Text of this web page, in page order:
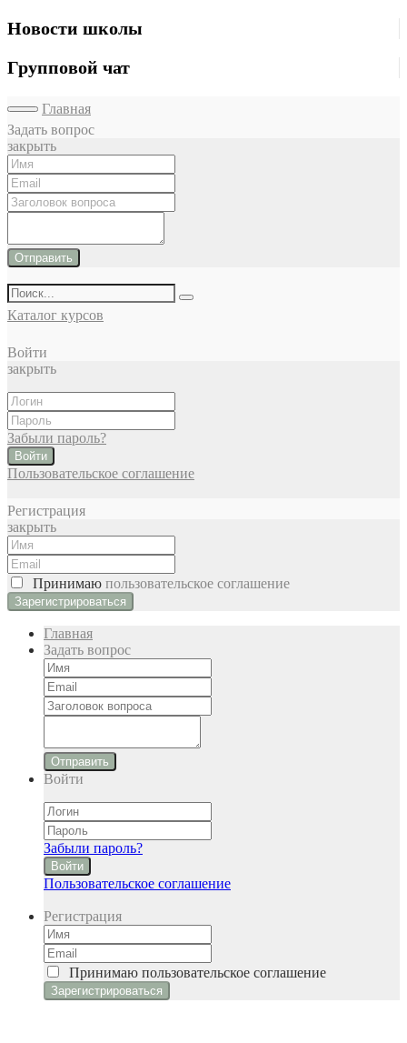
Новости школы
Групповой чат
Главная
Задать вопрос
закрыть
Отправить
Каталог курсов
Войти
закрыть
Забыли пароль?
Войти
Пользовательское соглашение
Регистрация
закрыть
Принимаю пользовательское соглашение
Главная
Задать вопрос
Отправить
Войти
Забыли пароль?
Войти
Пользовательское соглашение
Регистрация
Принимаю пользовательское соглашение